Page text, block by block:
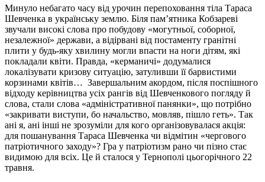
Минуло небагато часу від урочин перепоховання тіла Тараса
Шевченка в українську землю. Біля пам’ятника Кобзареві
звучали високі слова про побудову «могутньої, соборної,
незалежної» держави, а відірвані від постаменту гранітні
плити у будь-яку хвилину могли впасти на ноги дітям, які
покладали квіти. Правда, «керманичі» додумалися
локалізувати кризову ситуацію, затуливши її барвистими
корзинами квітів… Завершальним акордом, після поспішного
відходу керівництва усіх рангів від Шевченкового погляду й
слова, стали слова «адміністративної панянки», що потрібно
«закривати виступи, бо начальство, мовляв, пішло геть». Так
ані я, ані інші не зрозуміли для кого організовувалася акція:
для пошанування Тараса Шевченка чи відмітин «чергового
патріотичного заходу»? Гра у патріотизм рано чи пізно стає
видимою для всіх. Це й сталося у Тернополі цьогорічного 22
травня.